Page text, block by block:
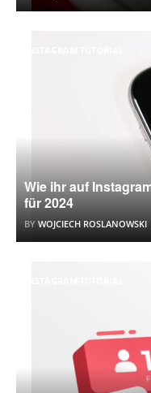
Wie ihr auf
für 2024
BY WOJCIECH ROSLANOWSKI